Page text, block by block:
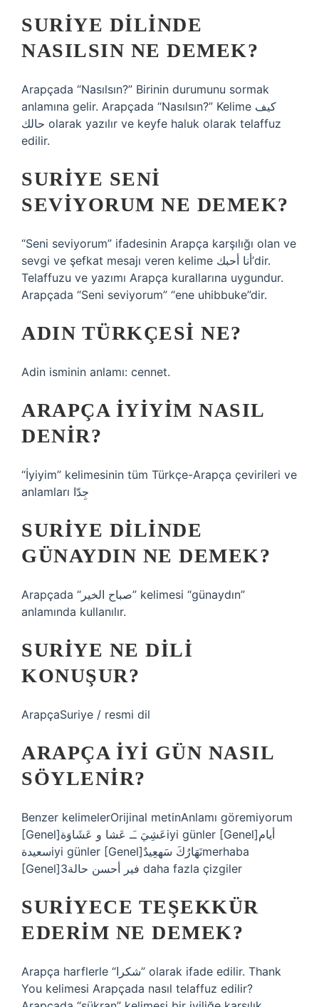
SURIYE DILINDE
NASILSIN NE DEMEK?
Arapçada “Nasılsın?” Birinin durumunu sormak
anlamına gelir. Arapçada “Nasılsın?” Kelime كيف
حالك olarak yazılır ve keyfe haluk olarak telaffuz
edilir.
SURIYE SENI
SEVIYORUM NE DEMEK?
“Seni seviyorum” ifadesinin Arapça karşılığı olan ve
sevgi ve şefkat mesajı veren kelime أنا أحبك’dir.
Telaffuzu ve yazımı Arapça kurallarına uygundur.
Arapçada “Seni seviyorum” “ene uhibbuke”dir.
ADIN TÜRKÇESI NE?
Adin isminin anlamı: cennet.
ARAPÇA IYIYIM NASIL
DENIR?
“İyiyim” kelimesinin tüm Türkçe-Arapça çevirileri ve
anlamları جِدّا
SURIYE DILINDE
GÜNAYDIN NE DEMEK?
Arapçada “صباح الخير” kelimesi “günaydın”
anlamında kullanılır.
SURIYE NE DILI
KONUŞUR?
ArapçaSuriye / resmi dil
ARAPÇA IYI GÜN NASIL
SÖYLENIR?
Benzer kelimelerOrijinal metinAnlamı göremiyorum
[Genel]عَشِيَ ـَـ عَشا و عَشَاوَةiyi günler [Genel]أيام
سعيدةiyi günler [Genel]نَهَارُكَ سَهعِيدٌmerhaba
[Genel]فير أحسن حالة3 daha fazla çizgiler
SURIYECE TEŞEKKÜR
EDERIM NE DEMEK?
Arapça harflerle “شكرا” olarak ifade edilir. Thank
You kelimesi Arapçada nasıl telaffuz edilir?